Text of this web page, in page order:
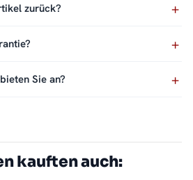
zurück?
Sie an?
kauften auch: